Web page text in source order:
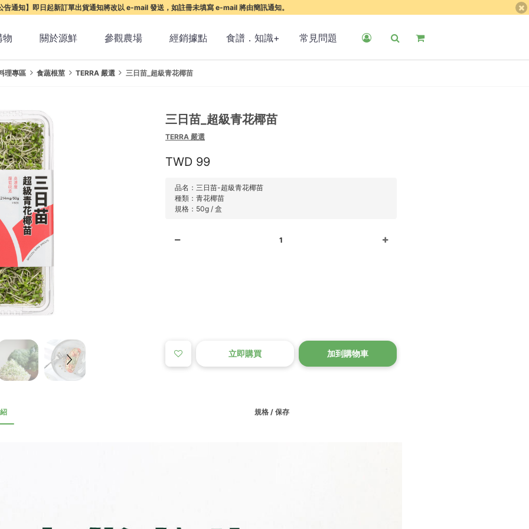
告通知】即日起新訂單出貨通知將改以 e-mail 發送，如註冊未填寫 e-mail 將由簡訊通知。
物 關於源鮮 參觀農場 經銷據點 食譜．知識+ 常見問題
理專區 食蔬根莖 TERRA 嚴選 三日苗_超級青花椰苗
三日苗_超級青花椰苗
TERRA 嚴選
99
品名：三日苗-超級青花椰苗
種類：青花椰苗
規格：50g / 盒
1
立即購買 加到購物車
規格 / 保存